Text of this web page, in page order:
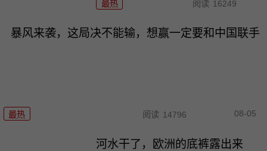
最热 阅读 16249
暴风来袭，这局决不能输，想赢一定要和中国联手
最热 阅读 14796 08-05
河水干了，欧洲的底裤露出来